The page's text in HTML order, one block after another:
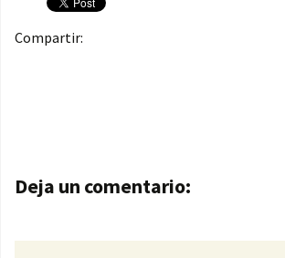
Compartir:
Navegación de entradas
Deja un comentario: